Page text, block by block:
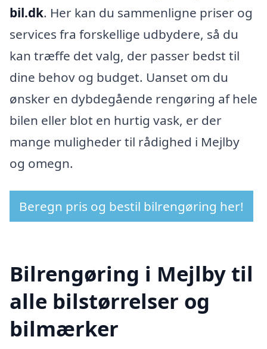
bil.dk. Her kan du sammenligne priser og
services fra forskellige udbydere, så du
kan træffe det valg, der passer bedst til
dine behov og budget. Uanset om du
ønsker en dybdegående rengøring af hele
bilen eller blot en hurtig vask, er der
mange muligheder til rådighed i Mejlby
og omegn.
Beregn pris og bestil bilrengøring her!
Bilrengøring i Mejlby til
alle bilstørrelser og
bilmærker